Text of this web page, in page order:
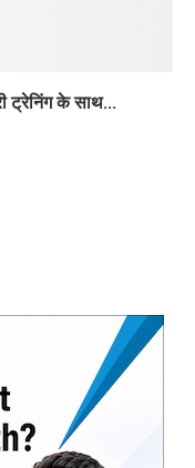
ट्रेनिंग के साथ...